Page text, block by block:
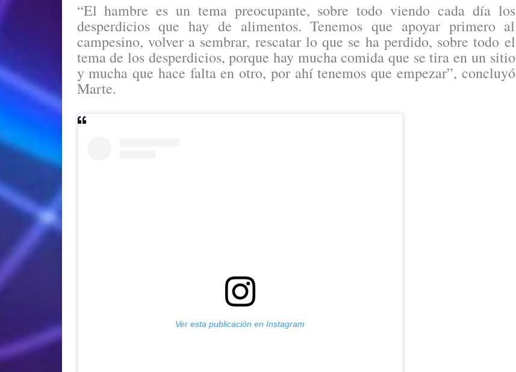
“El hambre es un tema preocupante, sobre todo viendo cada día los
desperdicios que hay de alimentos. Tenemos que apoyar primero al
campesino, volver a sembrar, rescatar lo que se ha perdido, sobre todo el
tema de los desperdicios, porque hay mucha comida que se tira en un sitio
y mucha que hace falta en otro, por ahí tenemos que empezar”, concluyó
Marte.
Ver esta publicación en Instagram